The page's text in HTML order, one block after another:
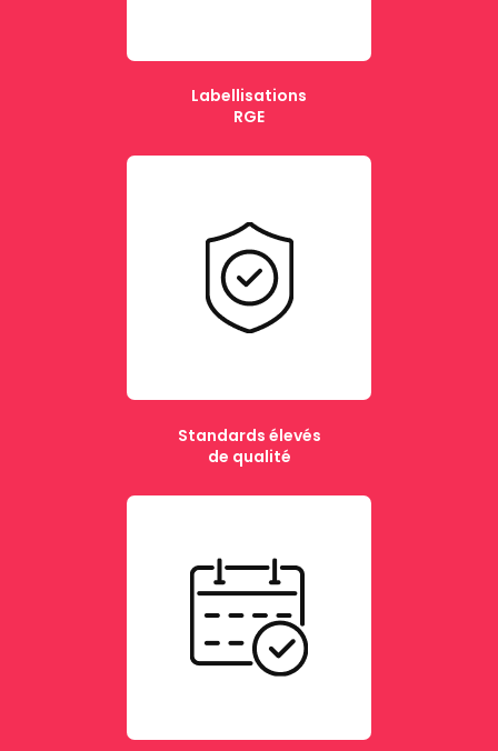
Labellisations
RGE
Standards élevés
de qualité